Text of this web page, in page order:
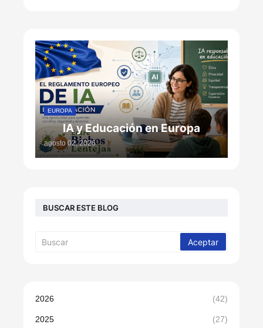
EUROPA
IA y Educación en Europa
agosto 02, 2026
BUSCAR ESTE BLOG
2026 (42)
2025 (27)